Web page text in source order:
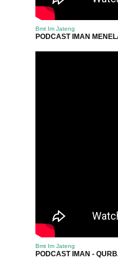
Bmt Im Jateng
PODCAST IMAN
PODCAST IMAN -
Bmt Im Jateng